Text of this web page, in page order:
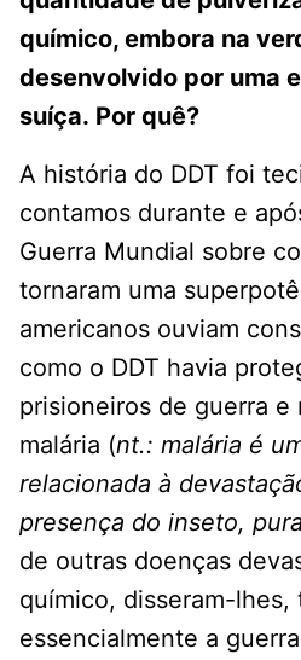
químico, embora na
desenvolvido por uma
suíça. Por quê?
A história do DDT foi
contamos durante e
Guerra Mundial sobre
tornaram uma
americanos ouviam
como o DDT havia
prisioneiros de guerra e
malária (nt.: malária é
relacionada à
presença do inseto,
de outras doenças
químico, disseram-lhes,
essencialmente a